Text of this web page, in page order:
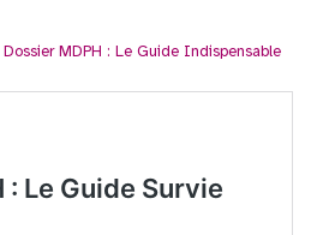
Dossier MDPH : Le Guide Indispensable